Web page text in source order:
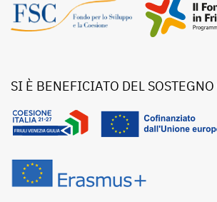
SI È BENEFICIATO DEL